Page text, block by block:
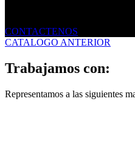
CONTACTENOS
CATALOGO ANTERIOR
Trabajamos con:
Representamos a las siguientes